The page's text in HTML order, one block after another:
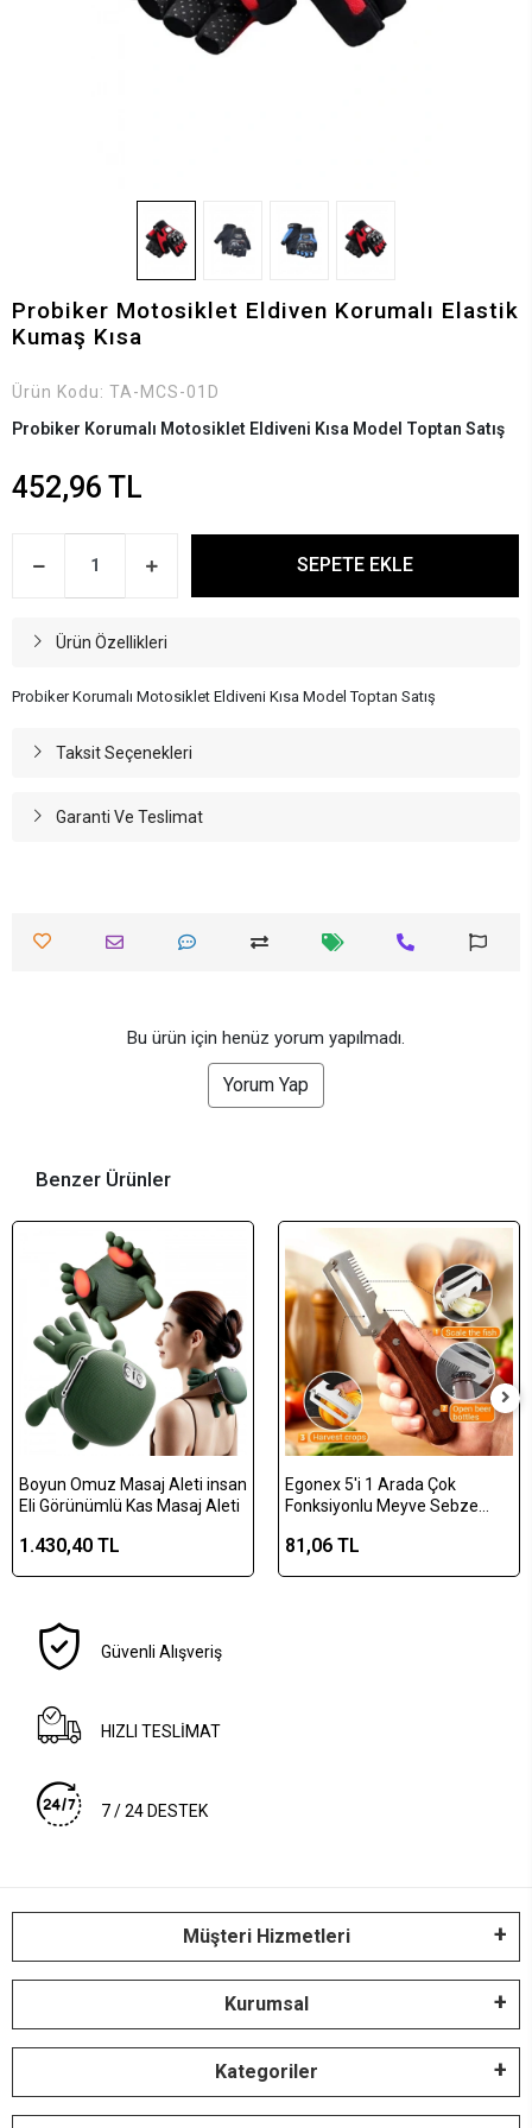
Probiker Motosiklet Eldiven Korumalı Elastik
Kumaş Kısa
Ürün Kodu: TA-MCS-01D
Probiker Korumalı Motosiklet Eldiveni Kısa Model Toptan Satış
452,96 TL
SEPETE EKLE
Ürün Özellikleri
Probiker Korumalı Motosiklet Eldiveni Kısa Model Toptan Satış
Taksit Seçenekleri
Garanti Ve Teslimat
Bu ürün için henüz yorum yapılmadı.
Yorum Yap
Benzer Ürünler
Boyun Omuz Masaj Aleti insan
Eli Görünümlü Kas Masaj Aleti
1.430,40 TL
Egonex 5'i 1 Arada Çok
Fonksiyonlu Meyve Sebze
Şişe Açacağı – Ahşap Saplı
81,06 TL
Güvenli Alışveriş
HIZLI TESLİMAT
7 / 24 DESTEK
Müşteri Hizmetleri
Kurumsal
Kategoriler